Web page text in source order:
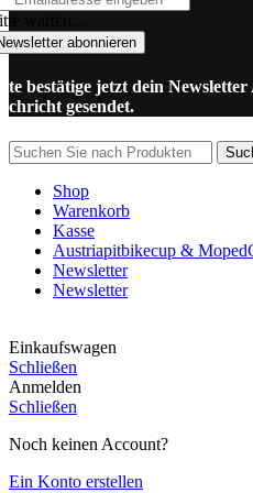
warten...
abonnieren
bestätige jetzt dein
gesendet.
Shop
Warenkorb
Kasse
Austriapitbikecup &
Newsletter
Newsletter
Einkaufswagen
Schließen
Anmelden
Schließen
Noch keinen Account?
Ein Konto erstellen